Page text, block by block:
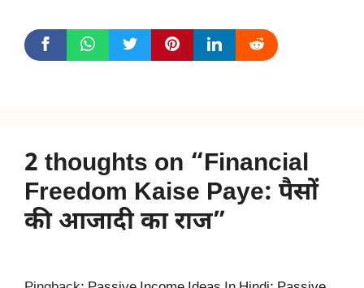
2 thoughts on “Financial
Freedom Kaise Paye: पैसों
की आजादी का राज”